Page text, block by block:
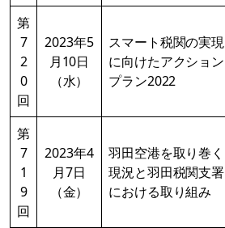
第
7
2
0
回
2023年5
月10日
（水）
スマート税関の実現
に向けたアクション
プラン2022
第
7
1
9
回
2023年4
月7日
（金）
羽田空港を取り巻く
現況と羽田税関支署
における取り組み